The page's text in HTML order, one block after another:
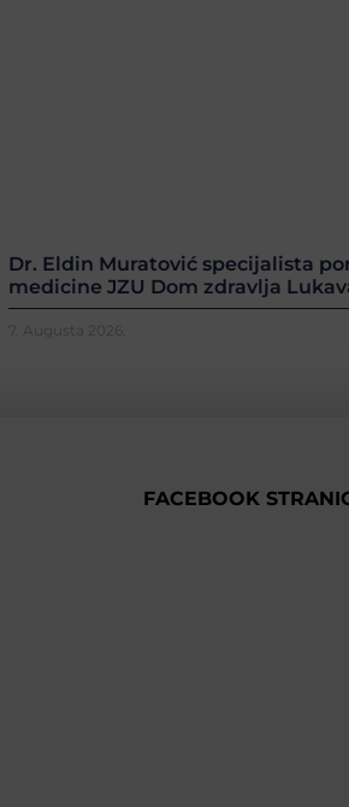
Dr. Eldin Muratović specijalista
medicine JZU Dom zdravlja
7. Augusta 2026.
FACEBOOK